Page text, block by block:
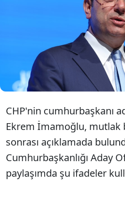
Ekrem İmamoğlu,
hükmündedir.
darbe değildir;
Cumhuriyet’e bir
yok etmektir" dedi.
CHP'nin cumhurbaşkanı
Ekrem İmamoğlu, mutlak
sonrası açıklamada
Cumhurbaşkanlığı Aday
paylaşımda şu ifadeler